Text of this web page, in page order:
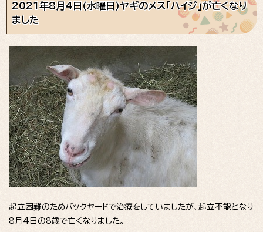
2021年8月4日（水曜日）ヤギのメス「ハイジ」が亡くなり
ました
起立困難のためバックヤードで治療をしていましたが、起立不能となり
8月4日の8歳で亡くなりました。